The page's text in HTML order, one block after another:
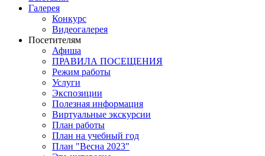
Галерея
Конкурс
Видеогалерея
Посетителям
Афиша
ПРАВИЛА ПОСЕЩЕНИЯ
Режим работы
Услуги
Экспозиции
Полезная информация
Виртуальные экскурсии
План работы
План на учебный год
План "Весна 2023"